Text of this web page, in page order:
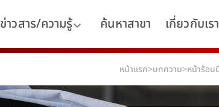
ข่าวสาร/ความรู้ ค้นหาสาขา เกี่ยวกับเรา
หน้าแรก>บทความ>